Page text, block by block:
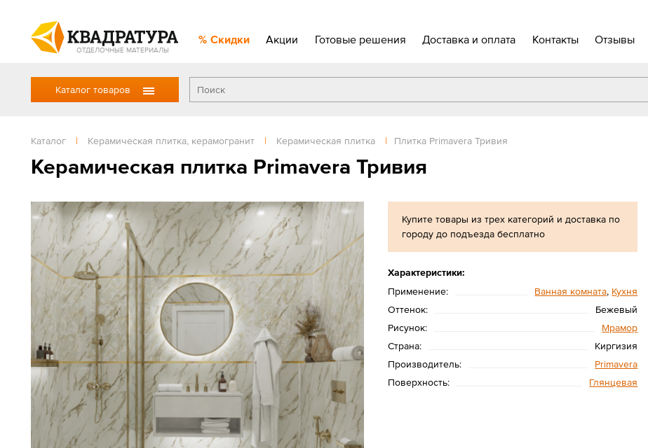
ОТДЕЛОЧНЫЕ МАТЕРИАЛЫ
Скидки Акции Готовые решения Доставка и оплата Контакты Отзывы
Каталог товаров
Каталог | Керамическая плитка, керамогранит | Керамическая плитка | Плитка Primavera Тривия
Керамическая плитка Primavera Тривия
Купите товары из трех категорий и доставка по
городу до подъезда бесплатно
Характеристики:
Применение:
Ванная комната, Кухня
Оттенок:
Бежевый
Рисунок:
Мрамор
Страна:
Киргизия
Производитель:
Primavera
Поверхность:
Глянцевая